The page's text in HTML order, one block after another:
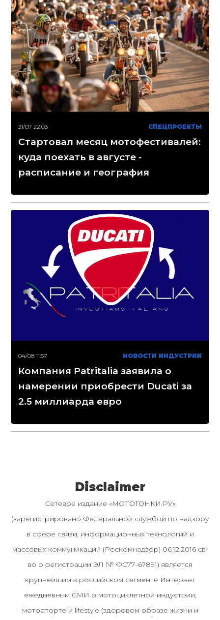
31/07 22:03 СПЕЦПРОЕКТЫ
Стартовал месяц мотофестивалей:
куда поехать в августе -
расписание и география
04/08 11:57 НОВОСТИ ИНДУСТРИИ
Компания Patritalia заявила о
намерении приобрести Ducati за
2.5 миллиарда евро
Disclaimer
Сетевое издание «МОТОГОНКИ.РУ»
(зарегистрировано Федеральной службой по надзору
в сфере связи, информационных технологий и
массовых коммуникаций (Роскомнадзор) 06.12.2016 св-
во о регистрации ЭЛ № ФС77–67891) является
крупнейшим в российском сегменте Интернет
ежедневным СМИ о мотоциклетной индустрии,
мотоспорте и lifestyle (здоровом образе жизни и